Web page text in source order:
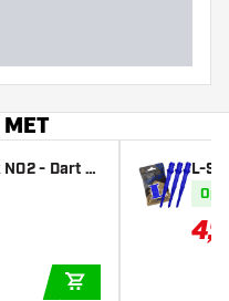
- Dart Fl
L-
ue
Op
4,67